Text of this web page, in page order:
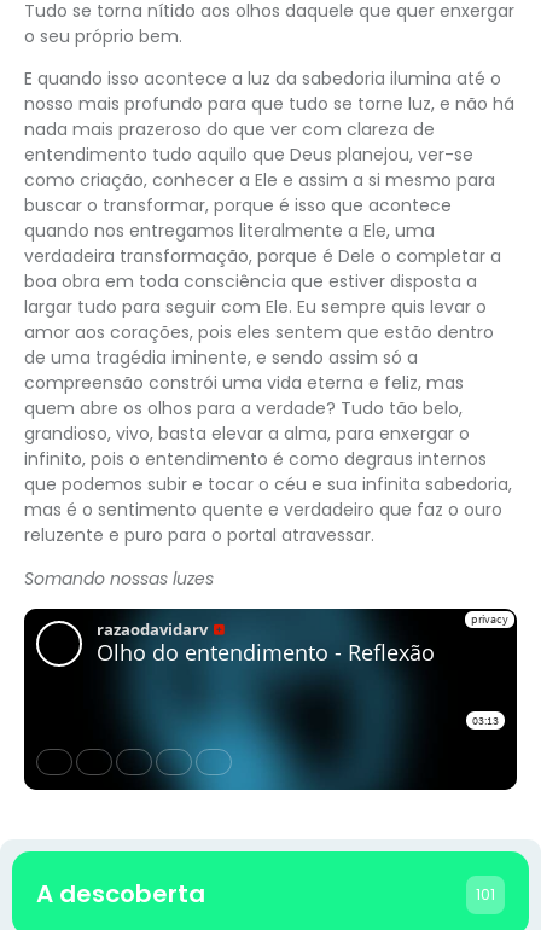
Tudo se torna nítido aos olhos daquele que quer enxergar
o seu próprio bem.
E quando isso acontece a luz da sabedoria ilumina até o
nosso mais profundo para que tudo se torne luz, e não há
nada mais prazeroso do que ver com clareza de
entendimento tudo aquilo que Deus planejou, ver-se
como criação, conhecer a Ele e assim a si mesmo para
buscar o transformar, porque é isso que acontece
quando nos entregamos literalmente a Ele, uma
verdadeira transformação, porque é Dele o completar a
boa obra em toda consciência que estiver disposta a
largar tudo para seguir com Ele. Eu sempre quis levar o
amor aos corações, pois eles sentem que estão dentro
de uma tragédia iminente, e sendo assim só a
compreensão constrói uma vida eterna e feliz, mas
quem abre os olhos para a verdade? Tudo tão belo,
grandioso, vivo, basta elevar a alma, para enxergar o
infinito, pois o entendimento é como degraus internos
que podemos subir e tocar o céu e sua infinita sabedoria,
mas é o sentimento quente e verdadeiro que faz o ouro
reluzente e puro para o portal atravessar.
Somando nossas luzes
A descoberta 101